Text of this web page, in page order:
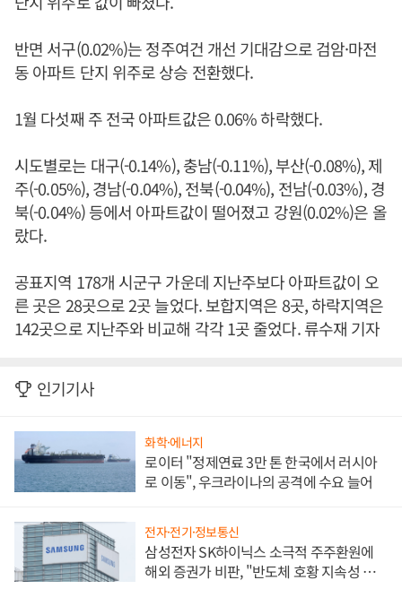
반면 서구(0.02%)는 정주여건 개선 기대감으로 검암·마전
동 아파트 단지 위주로 상승 전환했다.
1월 다섯째 주 전국 아파트값은 0.06% 하락했다.
시도별로는 대구(-0.14%), 충남(-0.11%), 부산(-0.08%), 제
주(-0.05%), 경남(-0.04%), 전북(-0.04%), 전남(-0.03%), 경
북(-0.04%) 등에서 아파트값이 떨어졌고 강원(0.02%)은 올
랐다.
공표지역 178개 시군구 가운데 지난주보다 아파트값이 오
른 곳은 28곳으로 2곳 늘었다. 보합지역은 8곳, 하락지역은
142곳으로 지난주와 비교해 각각 1곳 줄었다. 류수재 기자
인기기사
화학·에너지
로이터 "정제연료 3만 톤 한국에서 러시아
로 이동", 우크라이나의 공격에 수요 늘어
전자·전기·정보통신
삼성전자 SK하이닉스 소극적 주주환원에
해외 증권가 비판, "반도체 호황 지속성 의